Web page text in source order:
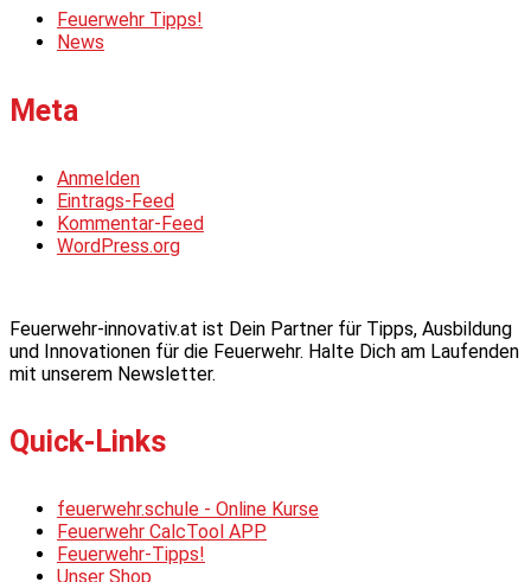
Feuerwehr Tipps!
News
Meta
Anmelden
Eintrags-Feed
Kommentar-Feed
WordPress.org
Feuerwehr-innovativ.at ist Dein Partner für Tipps, Ausbildung
und Innovationen für die Feuerwehr. Halte Dich am Laufenden
mit unserem Newsletter.
Quick-Links
feuerwehr.schule - Online Kurse
Feuerwehr CalcTool APP
Feuerwehr-Tipps!
Unser Shop